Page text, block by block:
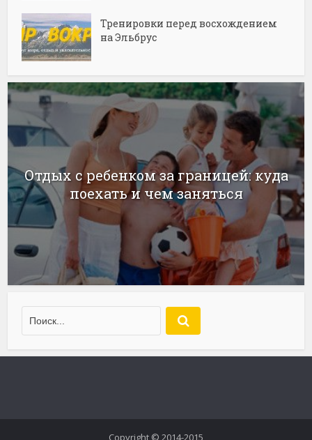
Тренировки перед восхождением
на Эльбрус
Отдых с ребенком за границей: куда
поехать и чем заняться